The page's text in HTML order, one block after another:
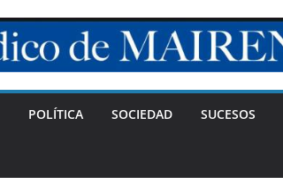
POLÍTICA SOCIEDAD SUCESOS